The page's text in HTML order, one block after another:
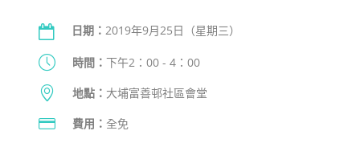
日期： 2019年9月25日（星期三）
時間： 下午2：00 - 4：00
地點： 大埔富善邨社區會堂
費用： 全免